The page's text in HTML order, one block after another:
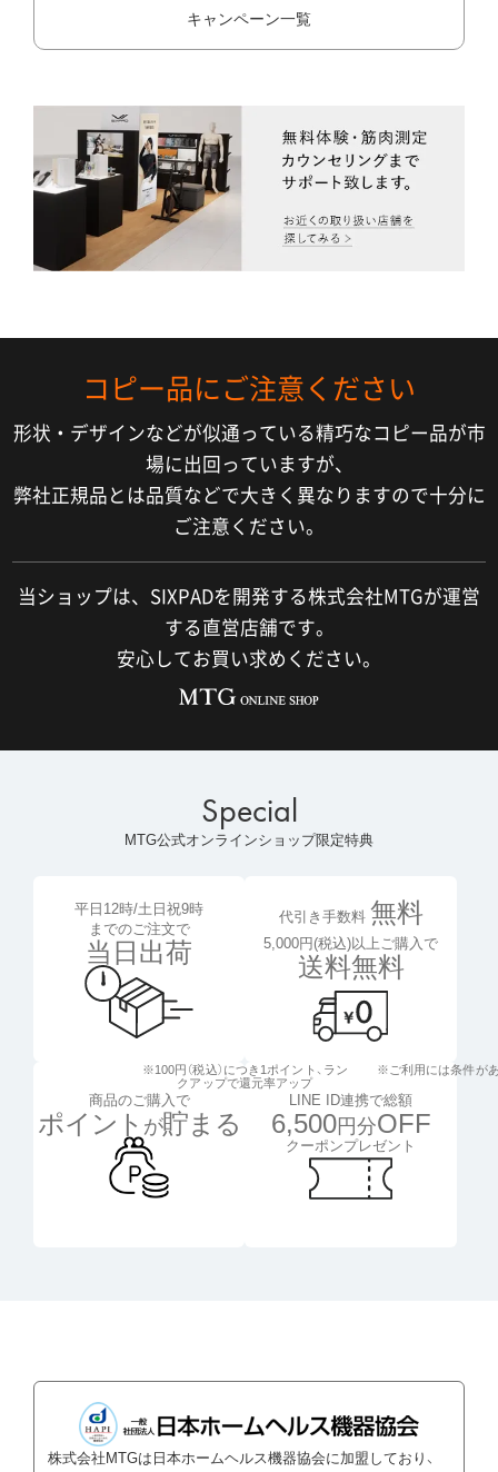
キャンペーン一覧
コピー品にご注意ください
形状・デザインなどが似通っている精巧なコピー品が市
場に出回っていますが、
弊社正規品とは品質などで大きく異なりますので十分に
ご注意ください。
当ショップは、SIXPADを開発する株式会社MTGが運営
する直営店舗です。
安心してお買い求めください。
Special
MTG公式オンラインショップ限定特典
平日12時/土日祝9時
までのご注文で
当日出荷
代引き手数料 無料
5,000円(税込)以上ご購入で
送料無料
商品のご購入で
ポイント が貯まる
※100円（税込）につき1ポイント、 ラン
クアップで還元率アップ
LINE ID連携で総額
6,500円分OFF
クーポンプレゼント
※ご利用には条件が
株式会社MTGは日本ホームヘルス機器協会に加盟しており、